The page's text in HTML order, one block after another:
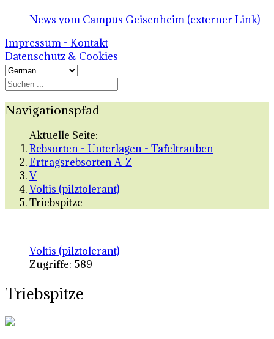
News vom Campus Geisenheim (externer Link)
Impressum - Kontakt
Datenschutz & Cookies
Navigationspfad
Aktuelle Seite:
Rebsorten - Unterlagen - Tafeltrauben
Ertragsrebsorten A-Z
V
Voltis (pilztolerant)
Triebspitze
Voltis (pilztolerant)
Zugriffe: 589
Triebspitze